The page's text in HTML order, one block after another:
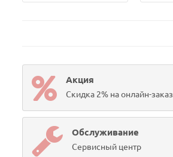
Акция
Скидка 2% на онлайн-заказ
Обслуживание
Сервисный центр